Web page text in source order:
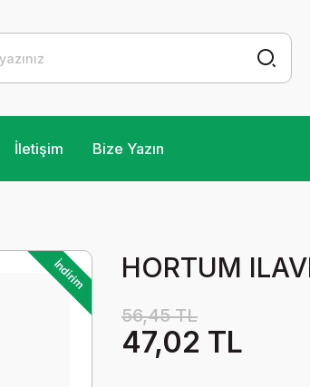
İletişim Bize Yazın
İndirim HORTUM
56,45 TL
47,02 TL